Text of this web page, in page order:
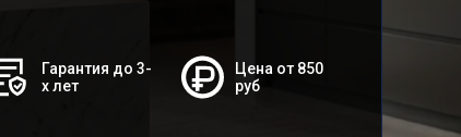
Гарантия до 3-
х лет
Цена от 850
руб